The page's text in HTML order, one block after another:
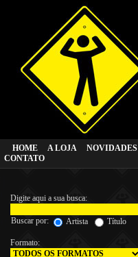
HOME A LOJA NOVIDADES
CONTATO
Digite aqui a sua busca:
Buscar por: Artista Título
Formato: